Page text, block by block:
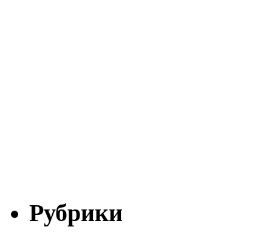
Рубрики